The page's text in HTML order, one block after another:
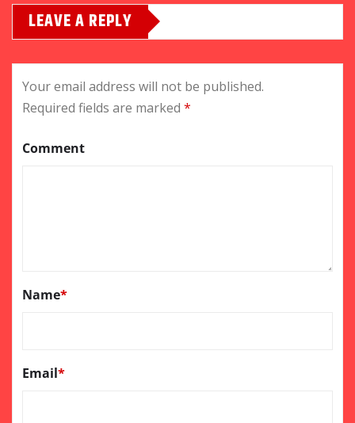
LEAVE A REPLY
Your email address will not be published.
Required fields are marked *
Comment
Name*
Email*